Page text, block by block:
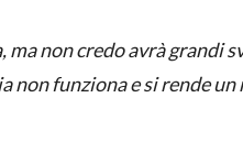
ma non credo avrà grandi
non funziona e si rende